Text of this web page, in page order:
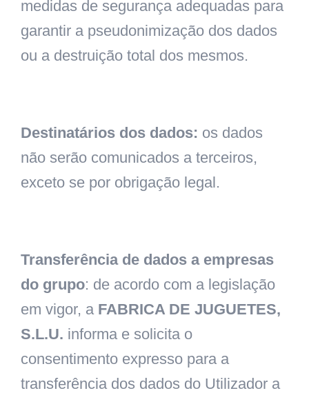
medidas de segurança adequadas para
garantir a pseudonimização dos dados
ou a destruição total dos mesmos.
Destinatários dos dados: os dados
não serão comunicados a terceiros,
exceto se por obrigação legal.
Transferência de dados a empresas
do grupo: de acordo com a legislação
em vigor, a FABRICA DE JUGUETES,
S.L.U. informa e solicita o
consentimento expresso para a
transferência dos dados do Utilizador a